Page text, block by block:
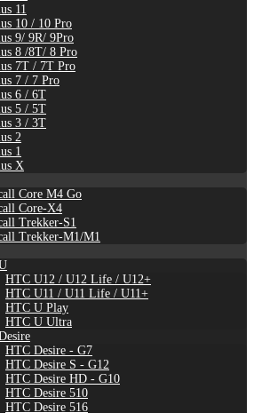
11
10 / 10 Pro
9/ 9R/ 9Pro
8 /8T/ 8 Pro
7T / 7T Pro
7 / 7 Pro
6 / 6T
5 / 5T
3 / 3T
2
1
X
Core M4 Go
Core-X4
Trekker-S1
Trekker-M1/M1
HTC U12 / U12 Life / U12+
HTC U11 / U11 Life / U11+
HTC U Play
HTC U Ultra
HTC Desire - G7
HTC Desire S - G12
HTC Desire HD - G10
HTC Desire 510
HTC Desire 516